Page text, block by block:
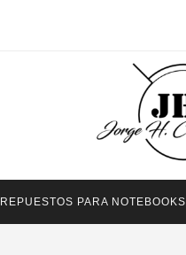
REPUESTOS PARA NOTEBOOKS